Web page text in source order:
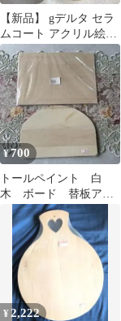
【新品】 gデルタ セラ
ムコート アクリル絵の
具アンティークゴール
ド、アイボリー
¥700
トールペイント 白
木 ボード 替板アー
¥2,222